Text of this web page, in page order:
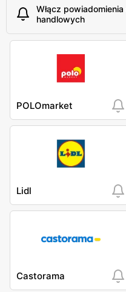
Włącz
handlowych
POLOmarket
Lidl
Castorama